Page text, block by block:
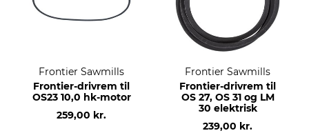
Frontier Sawmills
Frontier-drivrem til
OS23 10,0 hk-motor
259,00 kr.
Frontier Sawmills
Frontier-drivrem til
OS 27, OS 31 og LM
30 elektrisk
239,00 kr.